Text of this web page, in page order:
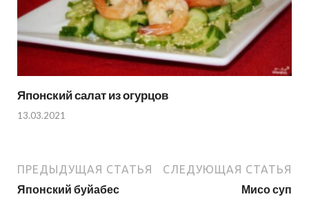
Японский салат из огурцов
13.03.2021
ПРЕДЫДУЩАЯ СТАТЬЯ
Японский буйабес
СЛЕДУЮЩАЯ СТАТЬЯ
Мисо суп